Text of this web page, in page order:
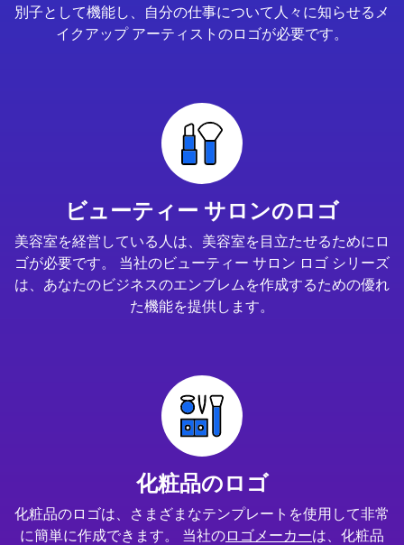
別子として機能し、自分の仕事について人々に知らせるメ
イクアップ アーティストのロゴが必要です。
ビューティー サロンのロゴ
美容室を経営している人は、美容室を目立たせるためにロ
ゴが必要です。 当社のビューティー サロン ロゴ シリーズ
は、あなたのビジネスのエンブレムを作成するための優れ
た機能を提供します。
化粧品のロゴ
化粧品のロゴは、さまざまなテンプレートを使用して非常
に簡単に作成できます。 当社のロゴメーカーは、化粧品